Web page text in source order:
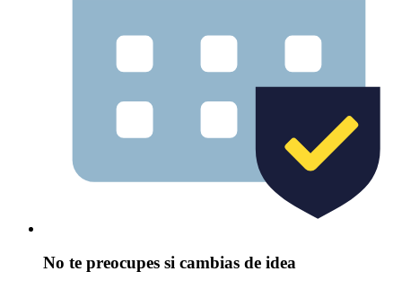
No te preocupes si cambias de idea